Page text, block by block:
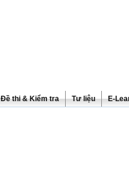
Đề thi & Kiểm tra Tư liệu E-